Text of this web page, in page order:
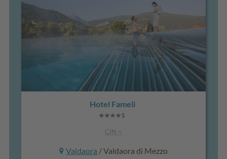
Hotel Fameli
CIN +
Valdaora / Valdaora di Mezzo